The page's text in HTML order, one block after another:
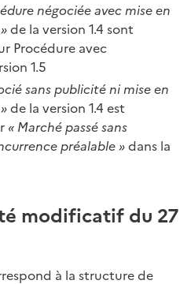
négociée avec mise en
de la version 1.4 sont
Procédure avec
1.5
sans publicité ni mise en
de la version 1.4 est
« Marché passé sans
préalable »dans la
modificatif du 27
à la structure de